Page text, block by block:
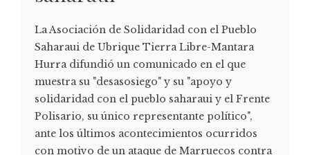
La Asociación de Solidaridad con el Pueblo
Saharaui de Ubrique Tierra Libre-Mantara
Hurra difundió un comunicado en el que
muestra su "desasosiego" y su "apoyo y
solidaridad con el pueblo saharaui y el Frente
Polisario, su único representante político",
ante los últimos acontecimientos ocurridos
con motivo de un ataque de Marruecos contra